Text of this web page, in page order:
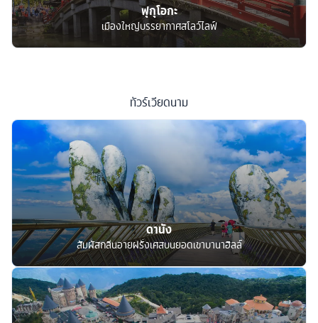
ฟุกุโอกะ
เมืองใหญ่บรรยากาศสโลว์ไลฟ์
ทัวร์เวียดนาม
ดานัง
สัมผัสกลิ่นอายฝรั่งเศสบนยอดเขาบานาฮิลล์